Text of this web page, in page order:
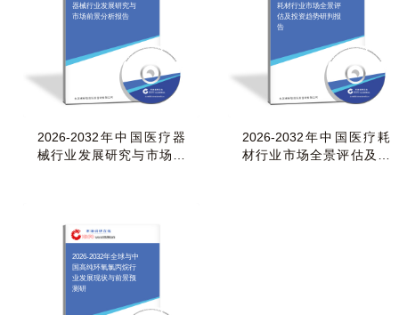
器械行业发展研究与
市场前景分析报告
2026-2032年中国医疗器
械行业发展研究与市场前
耗材行业市场全景评
估及投资趋势研判报
告
2026-2032年中国医疗耗
材行业市场全景评估及投
2026-2032年全球与中
国高纯环氧氯丙烷行
业发展现状与前景预
测研